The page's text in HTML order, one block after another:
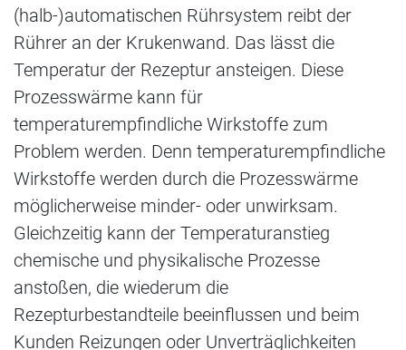
(halb-)automatischen Rührsystem reibt der
Rührer an der Krukenwand. Das lässt die
Temperatur der Rezeptur ansteigen. Diese
Prozesswärme kann für
temperaturempfindliche Wirkstoffe zum
Problem werden. Denn temperaturempfindliche
Wirkstoffe werden durch die Prozesswärme
möglicherweise minder- oder unwirksam.
Gleichzeitig kann der Temperaturanstieg
chemische und physikalische Prozesse
anstoßen, die wiederum die
Rezepturbestandteile beeinflussen und beim
Kunden Reizungen oder Unverträglichkeiten